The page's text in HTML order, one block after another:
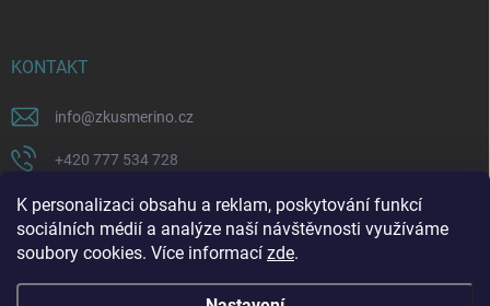
K personalizaci obsahu a reklam, poskytování funkcí
sociálních médií a analýze naší návštěvnosti využíváme
soubory cookies. Více informací zde.
KONTAKT
info@zkusmerino.cz
+420 777 534 728
https://www.facebook.com/zkusmerino/
zkusmerino.cz